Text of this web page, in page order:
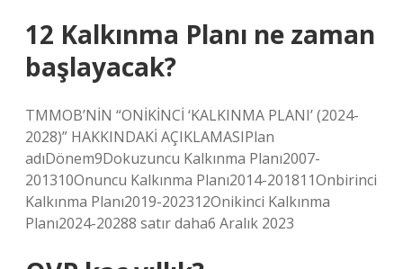
12 Kalkınma Planı ne zaman
başlayacak?
TMMOB’NİN “ONİKİNCİ ‘KALKINMA PLANI’ (2024-
2028)” HAKKINDAKİ AÇIKLAMASIPlan
adıDönem9Dokuzuncu Kalkınma Planı2007-
201310Onuncu Kalkınma Planı2014-201811Onbirinci
Kalkınma Planı2019-202312Onikinci Kalkınma
Planı2024-20288 satır daha6 Aralık 2023